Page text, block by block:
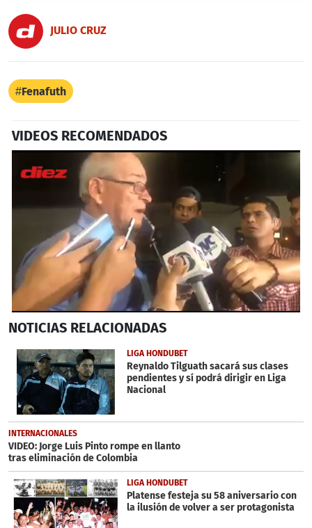
JULIO CRUZ
Fenafuth
VIDEOS RECOMENDADOS
seconds
3
minutes,
3
seconds
NOTICIAS RELACIONADAS
LIGA HONDUBET
Reynaldo Tilguath sacará sus clases
pendientes y sí podrá dirigir en Liga
Nacional
INTERNACIONALES
VIDEO: Jorge Luis Pinto rompe en llanto
tras eliminación de Colombia
LIGA HONDUBET
Platense festeja su 58 aniversario con
la ilusión de volver a ser protagonista